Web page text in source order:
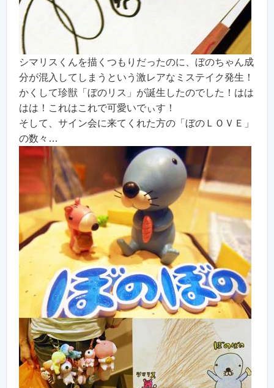
シマリスくんを描くつもりだったのに、ぼのちゃん成
分が混入してしまうという激レアなミステイク発生！
かくして珍獣「ぼのリス」が誕生したのでした！はは
はは！これはこれで可愛いでぃす！
そして、サイン会に来てくれた方の「ぼのＬＯＶＥ」
の数々…